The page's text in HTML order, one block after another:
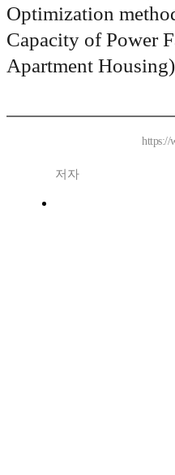
Optimization
Capacity of Power
Apartment Housing)
https://
저자